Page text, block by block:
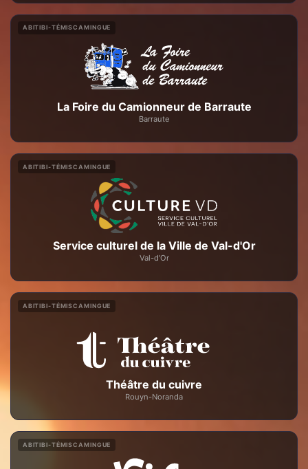
ABITIBI-TÉMISCAMINGUE
La Foire du Camionneur de Barraute
Barraute
ABITIBI-TÉMISCAMINGUE
Service culturel de la Ville de Val-d'Or
Val-d'Or
ABITIBI-TÉMISCAMINGUE
Théâtre du cuivre
Rouyn-Noranda
ABITIBI-TÉMISCAMINGUE